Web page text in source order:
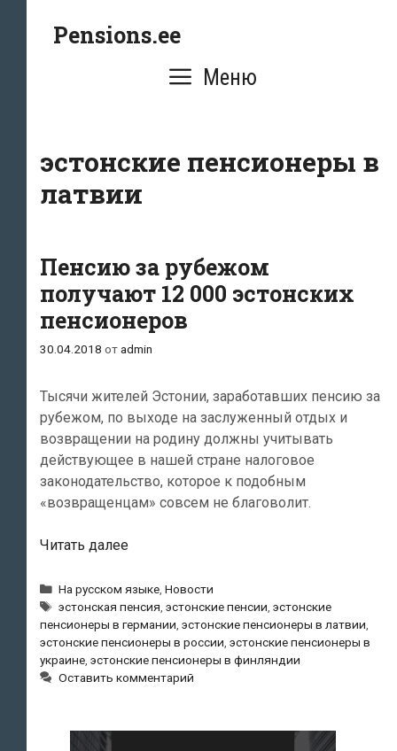
Pensions.ee
Меню
эстонские пенсионеры в
латвии
Пенсию за рубежом
получают 12 000 эстонских
пенсионеров
30.04.2018 отadmin
Тысячи жителей Эстонии, заработавших пенсию за
рубежом, по выходе на заслуженный отдых и
возвращении на родину должны учитывать
действующее в нашей стране налоговое
законодательство, которое к подобным
«возвращенцам» совсем не благоволит.
Читать далееПенсию
рубежом
получают
12
000
эстонских
Рубрики
На русском языке ,Новости
Метки
эстонская пенсия ,эстонские пенсии ,эстонские
пенсионеры в германии эстонские пенсионеры в латвии
эстонские пенсионеры в россии эстонские пенсионеры в
украине эстонские пенсионеры в финляндии
Оставить комментарий